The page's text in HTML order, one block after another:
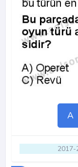
A
2017-